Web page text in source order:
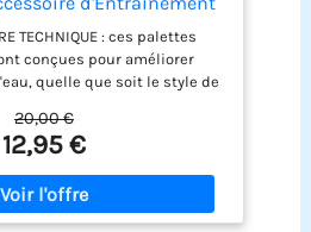
de Piscine avec
Paume Non Couverte
TECHNIQUE : ces palettes
conçues pour améliorer
quelle que soit le style de
SENS DE L'EAU : Les palmes
offrent une expérience
augmentant la friction et
de l'eau grâce à la
UNIVERSAL FIT : ces palmes
20,00 €
12,95 €